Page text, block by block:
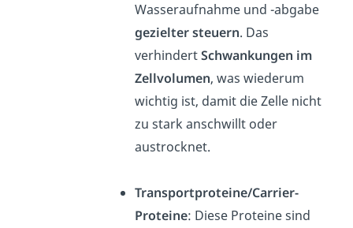
Wasseraufnahme und -abgabe
gezielter steuern. Das
verhindertSchwankungen im
Zellvolumen, was wiederum
wichtig ist, damit die Zelle nicht
zu stark anschwillt oder
austrocknet.
Transportproteine/Carrier-
Proteine: Diese Proteine sind